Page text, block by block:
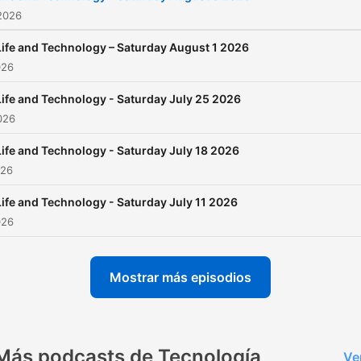
and Technology – Saturday August 1 2026
and Technology - Saturday July 25 2026
and Technology - Saturday July 18 2026
and Technology - Saturday July 11 2026
Mostrar más episodios